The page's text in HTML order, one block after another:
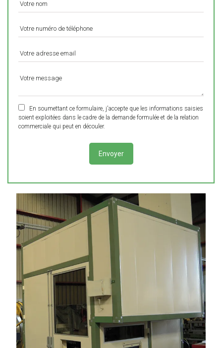
En soumettant ce formulaire, j'accepte que les informations saisies
soient exploitées dans le cadre de la demande formulée et de la relation
commerciale qui peut en découler.